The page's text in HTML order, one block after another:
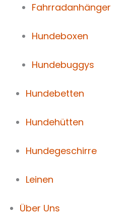
Fahrradanhänger
Hundeboxen
Hundebuggys
Hundebetten
Hundehütten
Hundegeschirre
Leinen
Über Uns